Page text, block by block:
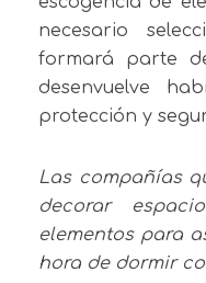
necesario
formará parte
desenvuelve
protección y
Las compañías
decorar
elementos para
hora de dormir